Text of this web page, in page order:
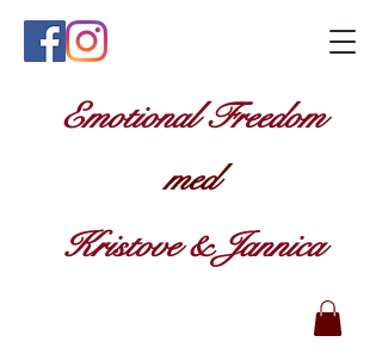
Emotional Freedom
med
Kristove & Jannica